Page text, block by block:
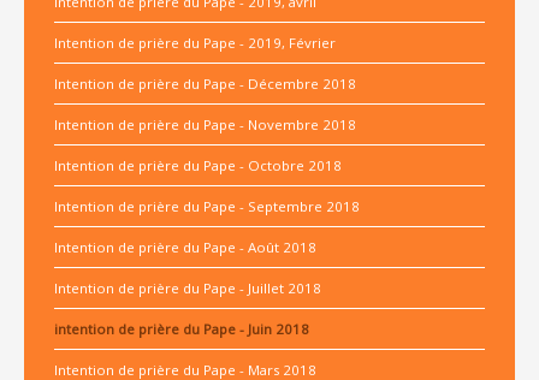
Intention de prière du Pape - 2019, Février
Intention de prière du Pape - Décembre 2018
Intention de prière du Pape - Novembre 2018
Intention de prière du Pape - Octobre 2018
Intention de prière du Pape - Septembre 2018
Intention de prière du Pape - Août 2018
Intention de prière du Pape - Juillet 2018
intention de prière du Pape - Juin 2018
Intention de prière du Pape - Mars 2018